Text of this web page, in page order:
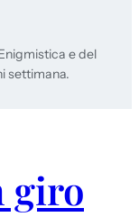
e del
settimana.
giro